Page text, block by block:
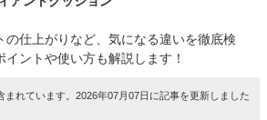
の仕上がりなど、気になる違いを徹底検
ントや使い方も解説します！
まれています。2026年07月07日に記事を更新しました